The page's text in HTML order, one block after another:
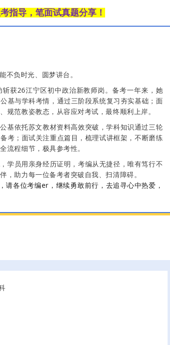
指导，笔面试真题分享！
不负时光、圆梦讲台。
获26江宁区初中政治新教师岗。备考一年来，她
基与学科考情，通过三阶段系统复习夯实基础；面
规范教姿教态，从容应对考试，最终顺利上岸。
基依托苏文教材资料高效突破，学科知识通过三轮
考；面试关注重点篇目，梳理试讲框架，不断磨练
流程细节，极具参考性。
学员用亲身经历证明，考编从无捷径，唯有笃行不
，助力每一位备考者突破自我、扫清障碍。
各位考编er，继续勇敢前行，去追寻心中热爱，